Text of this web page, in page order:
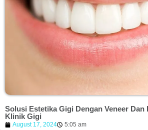
Solusi Estetika Gigi Dengan Veneer Dan
Klinik Gigi
August 17, 2024 5:05 am